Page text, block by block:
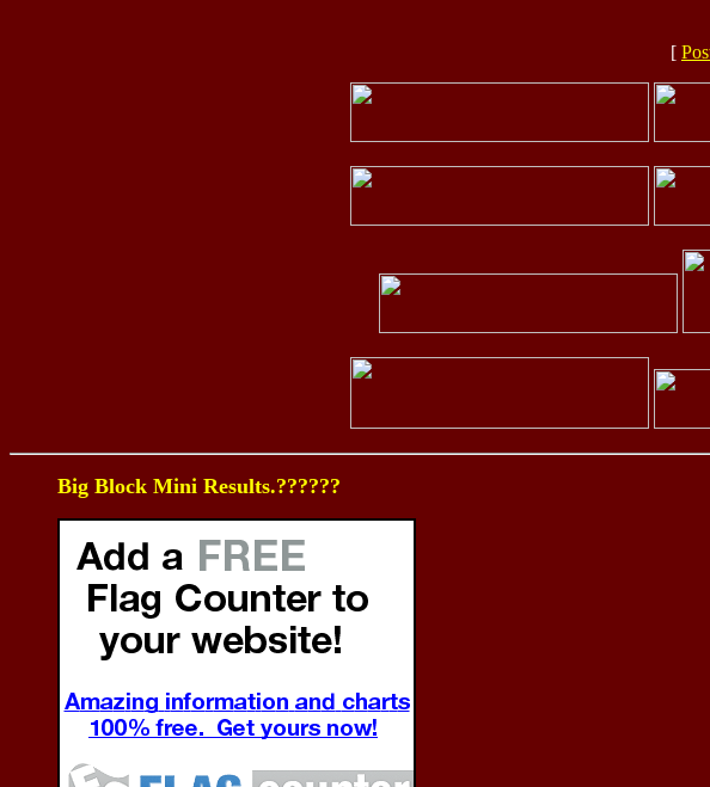
[
Big Block Mini Results.??????